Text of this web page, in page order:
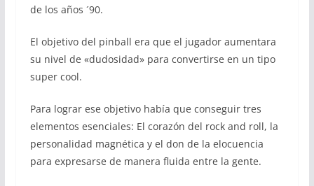
de los años ´90.
El objetivo del pinball era que el jugador aumentara
su nivel de «dudosidad» para convertirse en un tipo
super cool.
Para lograr ese objetivo había que conseguir tres
elementos esenciales: El corazón del rock and roll, la
personalidad magnética y el don de la elocuencia
para expresarse de manera fluida entre la gente.